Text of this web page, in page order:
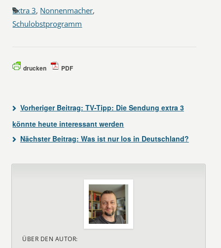
Extra 3, Nonnenmacher,
Schulobstprogramm
drucken PDF
Vorheriger Beitrag: TV-Tipp: Die Sendung extra 3
könnte heute interessant werden
Nächster Beitrag: Was ist nur los in Deutschland?
ÜBER DEN AUTOR: